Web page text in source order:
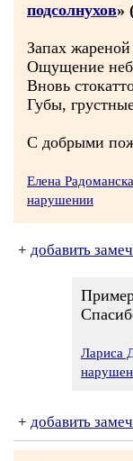
подсолнухов»
Запах
Ощущение
Вновь
Губы,
С добрыми
Елена
нарушении
+ добавить
Лариса
+ добавить